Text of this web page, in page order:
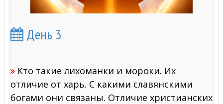
День 3
Кто такие лихоманки и мороки. Их
отличие от харь. С какими славянскими
богами они связаны. Отличие христианских